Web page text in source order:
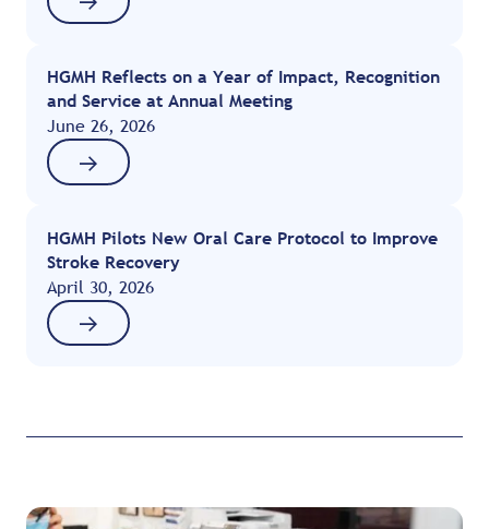
HGMH Reflects on a Year of Impact, Recognition
and Service at Annual Meeting
June 26, 2026
HGMH Pilots New Oral Care Protocol to Improve
Stroke Recovery
April 30, 2026